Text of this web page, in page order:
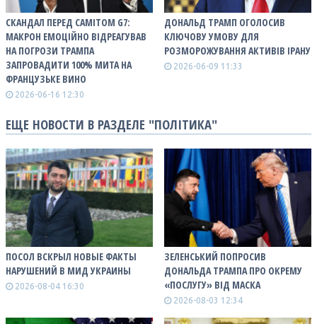
СКАНДАЛ ПЕРЕД САМІТОМ G7:
МАКРОН ЕМОЦІЙНО ВІДРЕАГУВАВ
НА ПОГРОЗИ ТРАМПА
ЗАПРОВАДИТИ 100% МИТА НА
ФРАНЦУЗЬКЕ ВИНО
2026-06-16 12:30
ДОНАЛЬД ТРАМП ОГОЛОСИВ
КЛЮЧОВУ УМОВУ ДЛЯ
РОЗМОРОЖУВАННЯ АКТИВІВ ІРАНУ
2026-06-09 11:33
ЕЩЕ НОВОСТИ В РАЗДЕЛЕ "ПОЛІТИКА"
ПОСОЛ ВСКРЫЛ НОВЫЕ ФАКТЫ
НАРУШЕНИЙ В МИД УКРАИНЫ
2026-08-04 16:30
ЗЕЛЕНСЬКИЙ ПОПРОСИВ
ДОНАЛЬДА ТРАМПА ПРО ОКРЕМУ
«ПОСЛУГУ» ВІД МАСКА
2026-08-03 12:34